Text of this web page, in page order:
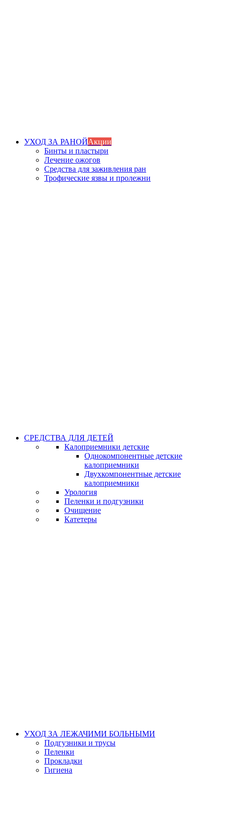
УХОД ЗА РАНОЙАкции
Бинты и пластыри
Лечение ожогов
Средства для заживления ран
Трофические язвы и пролежни
СРЕДСТВА ДЛЯ ДЕТЕЙ
Калоприемники детские
Однокомпонентные детские
калоприемники
Двухкомпонентные детские
калоприемники
Урология
Пеленки и подгузники
Очищение
Катетеры
УХОД ЗА ЛЕЖАЧИМИ БОЛЬНЫМИ
Подгузники и трусы
Пеленки
Прокладки
Гигиена